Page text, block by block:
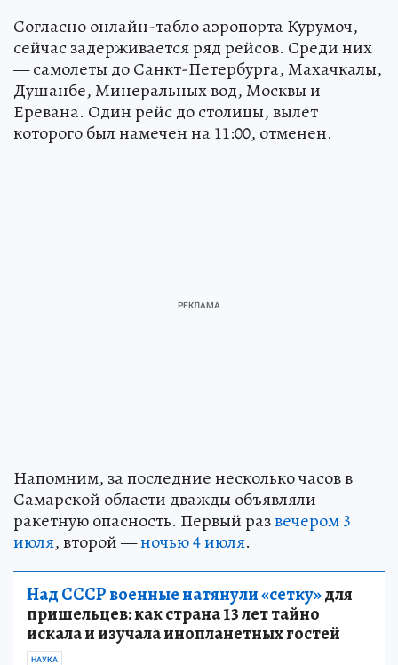
Согласно онлайн-табло аэропорта Курумоч,
сейчас задерживается ряд рейсов. Среди них
— самолеты до Санкт-Петербурга, Махачкалы,
Душанбе, Минеральных вод, Москвы и
Еревана. Один рейс до столицы, вылет
которого был намечен на 11:00, отменен.
Напомним, за последние несколько часов в
Самарской области дважды объявляли
ракетную опасность. Первый развечером 3
июля, второй —ночью 4 июля.
Над СССР военные натянули «сетку»для
пришельцев: как страна 13 лет тайно
искала и изучала инопланетных гостей
НАУКА